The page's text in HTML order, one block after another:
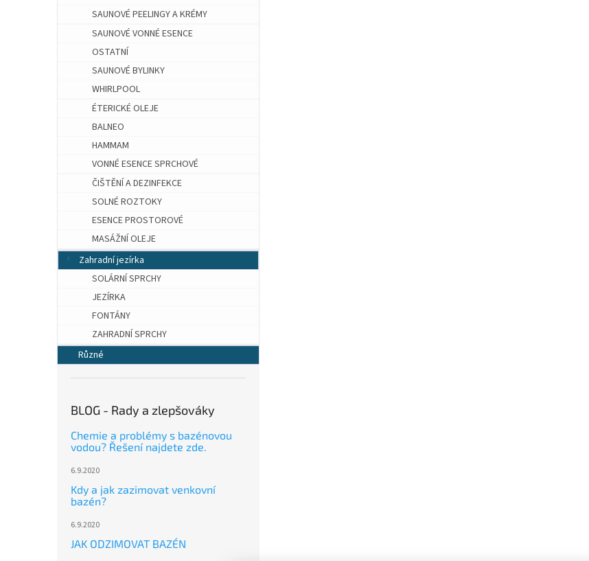
SAUNOVÉ PEELINGY A KRÉMY
SAUNOVÉ VONNÉ ESENCE
OSTATNÍ
SAUNOVÉ BYLINKY
WHIRLPOOL
ÉTERICKÉ OLEJE
BALNEO
HAMMAM
VONNÉ ESENCE SPRCHOVÉ
ČIŠTĚNÍ A DEZINFEKCE
SOLNÉ ROZTOKY
ESENCE PROSTOROVÉ
MASÁŽNÍ OLEJE
Zahradní jezírka
SOLÁRNÍ SPRCHY
JEZÍRKA
FONTÁNY
ZAHRADNÍ SPRCHY
Různé
BLOG - Rady a zlepšováky
Chemie a problémy s bazénovou
vodou? Řešení najdete zde.
6.9.2020
Kdy a jak zazimovat venkovní
bazén?
6.9.2020
JAK ODZIMOVAT BAZÉN